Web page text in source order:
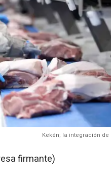
Kekén; la integración
firmante)